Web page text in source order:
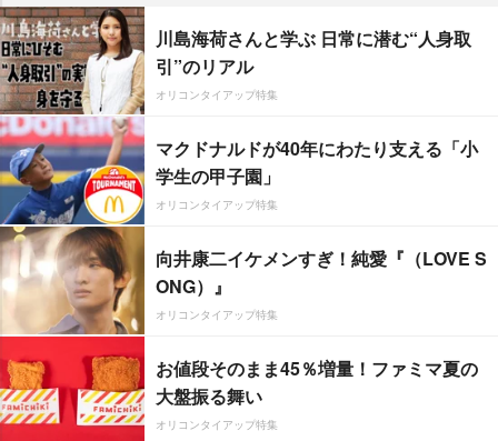
川島海荷さんと学ぶ 日常に潜む“人身取
引”のリアル
オリコンタイアップ特集
マクドナルドが40年にわたり支える「小
学生の甲子園」
オリコンタイアップ特集
向井康二イケメンすぎ！純愛『（LOVE S
ONG）』
オリコンタイアップ特集
お値段そのまま45％増量！ファミマ夏の
大盤振る舞い
オリコンタイアップ特集